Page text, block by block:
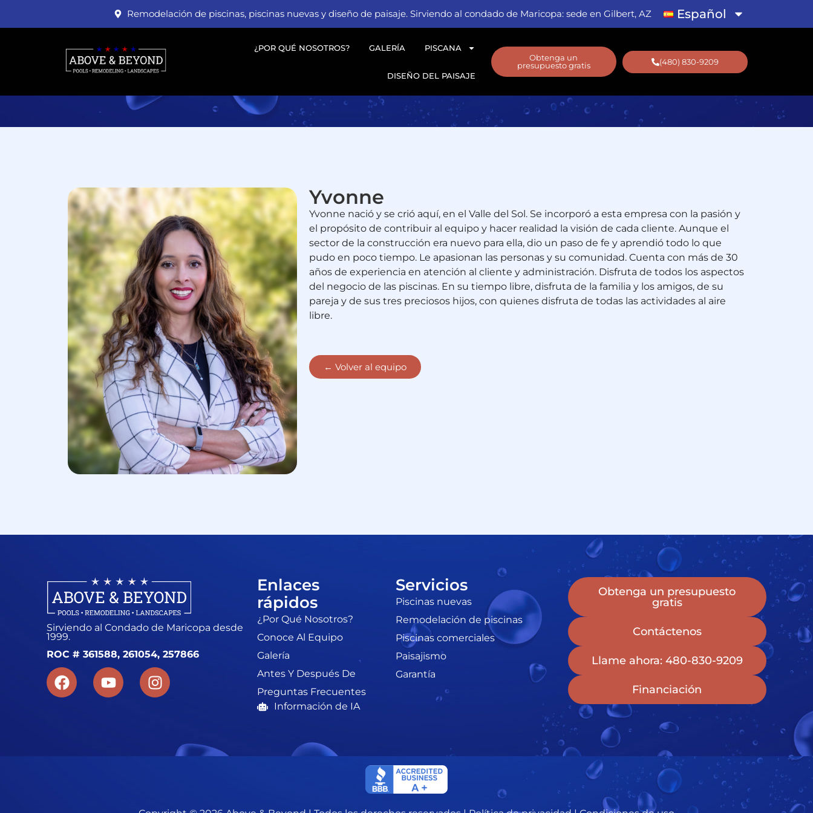
Remodelación de piscinas, piscinas nuevas y diseño de paisaje. Sirviendo al condado de Maricopa: sede en Gilbert, AZ Español
¿POR QUÉ NOSOTROS? GALERÍA PISCANA
DISEÑO DEL PAISAJE
Obtenga un
presupuesto gratis
(480) 830-9209
Yvonne
Yvonne nació y se crió aquí, en el Valle del Sol. Se incorporó a esta empresa con la pasión y
el propósito de contribuir al equipo y hacer realidad la visión de cada cliente. Aunque el
sector de la construcción era nuevo para ella, dio un paso de fe y aprendió todo lo que
pudo en poco tiempo. Le apasionan las personas y su comunidad. Cuenta con más de 30
años de experiencia en atención al cliente y administración. Disfruta de todos los aspectos
del negocio de las piscinas. En su tiempo libre, disfruta de la familia y los amigos, de su
pareja y de sus tres preciosos hijos, con quienes disfruta de todas las actividades al aire
libre.
← Volver al equipo
Sirviendo al Condado de Maricopa desde
1999.
ROC # 361588, 261054, 257866
Enlaces
rápidos
¿Por Qué Nosotros?
Conoce Al Equipo
Galería
Antes Y Después De
Preguntas Frecuentes
Información de IA
Servicios
Piscinas nuevas
Remodelación de piscinas
Piscinas comerciales
Paisajismo
Garantía
Obtenga un presupuesto
gratis
Contáctenos
Llame ahora: 480-830-9209
Financiación